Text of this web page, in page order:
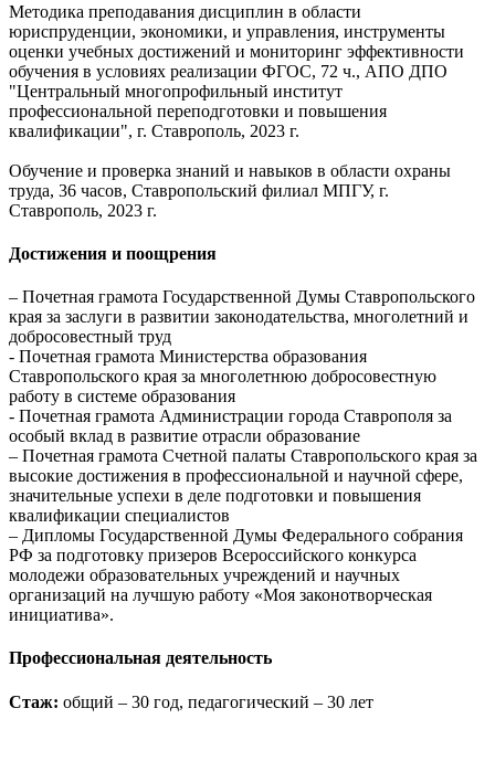
Методика преподавания дисциплин в области
юриспруденции, экономики, и управления, инструменты
оценки учебных достижений и мониторинг эффективности
обучения в условиях реализации ФГОС, 72 ч., АПО ДПО
"Центральный многопрофильный институт
профессиональной переподготовки и повышения
квалификации", г. Ставрополь, 2023 г.
Обучение и проверка знаний и навыков в области охраны
труда, 36 часов, Ставропольский филиал МПГУ, г.
Ставрополь, 2023 г.
Достижения и поощрения
– Почетная грамота Государственной Думы Ставропольского
края за заслуги в развитии законодательства, многолетний и
добросовестный труд
- Почетная грамота Министерства образования
Ставропольского края за многолетнюю добросовестную
работу в системе образования
- Почетная грамота Администрации города Ставрополя за
особый вклад в развитие отрасли образование
– Почетная грамота Счетной палаты Ставропольского края за
высокие достижения в профессиональной и научной сфере,
значительные успехи в деле подготовки и повышения
квалификации специалистов
– Дипломы Государственной Думы Федерального собрания
РФ за подготовку призеров Всероссийского конкурса
молодежи образовательных учреждений и научных
организаций на лучшую работу «Моя законотворческая
инициатива».
Профессиональная деятельность
Стаж: общий – 30 год, педагогический – 30 лет